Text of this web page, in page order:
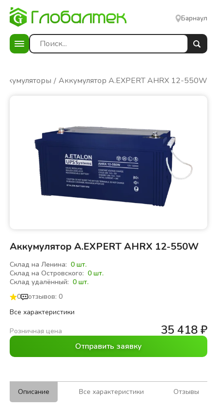
Барнаул
Аккумулятор A.EXPERT AHRX 12-550W
Аккумулятор A.EXPERT AHRX 12-550W
Склад на Ленина: 0 шт.
Склад на Островского: 0 шт.
Склад удалённый: 0 шт.
0
отзывов: 0
Все характеристики
Розничная цена 35 418₽
Отправить заявку
Описание Все характеристики Отзывы